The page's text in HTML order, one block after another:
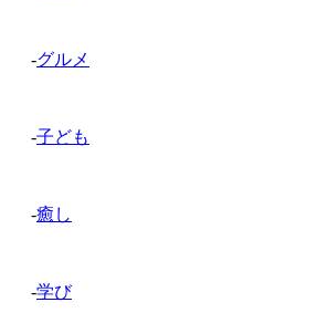
-グルメ
-子ども
-癒し
-学び